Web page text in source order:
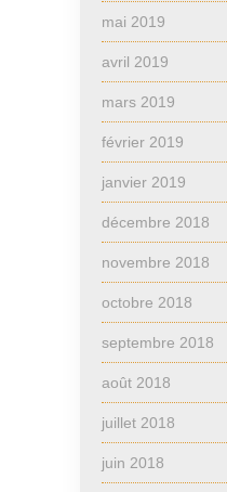
mai 2019
avril 2019
mars 2019
février 2019
janvier 2019
décembre 2018
novembre 2018
octobre 2018
septembre 2018
août 2018
juillet 2018
juin 2018